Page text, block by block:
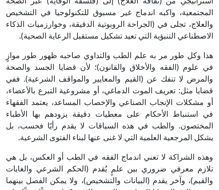
المجتمعية، واكبه اندماج غير مسبوق للتكنولوجيا في التشخيص
والعلاج، تجلى في (الجراحة الروبوتية الدقيقة، وخوارزميات الذكاء
الاصطناعي التنبؤية التي تعيد تشكيل مستقبل الرعاية الصحية).
هذا وكل طور مر به علم الطب والتداوي صاحبه ظهور طور موازٍ
في علوم (الفقه والأخلاق والقانون)؛ لأن قضايا الجسد والصحة
والمرض لا تنفك عن (القيم والمعايير والمواقف الشرعية). ففي
قضايا مثل: تعريف الموت الدماغي، أو مشروعية التبرع بالأعضاء،
أو مشكلات الإنجاب الصناعي والإخصاب المساعد، يعتمد الفقهاء
في استنباط الأحكام على معطيات دقيقة يزودهم بها الأطباء
المختصون. والطب في هذه السياقات لا يقدم رأيًا فحسب، بل
يشكل المرجعية العلمية التي لا غنى عنها لبناء الفتوى الشرعية.
وهذه الشراكة لا تعني اندماج الفقه في الطب أو العكس، بل هي
تلازم معرفي ضروري بين علمٍ يُقدم (الحكم الشرعي والغايات
والقيم)، وآخر يقدم (البيانات والتشخيص)، ولا يمكن الفصل بينهما